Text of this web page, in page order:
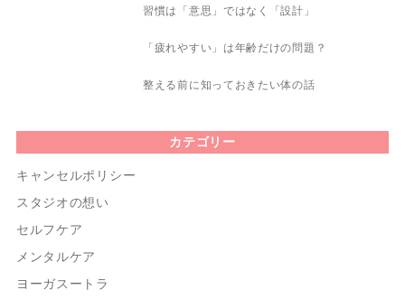
習慣は「意思」ではなく「設計」
「疲れやすい」は年齢だけの問題？
整える前に知っておきたい体の話
カテゴリー
キャンセルポリシー
スタジオの想い
セルフケア
メンタルケア
ヨーガスートラ